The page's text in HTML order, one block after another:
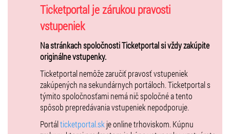
Niekoľkonásobná držiteľka hudobných cien Anděl, speváčka
jedinečného turné s jej kapelou a husľovým
kvartetomUNIQUE QUARTET
zavíta aj na Slovensko.
Nové aranžmány známych skladieb Samotní nejsme nic, Hell.o,
Lithium, či Good Enough si po vypredanom koncerte v Prahe môžu
tento rok vypočuť návštevníci na koncertoch v ďalších mestách
Českej republiky a aj na Slovensku. Na jedinom koncerte v Bratislave
zaznejú známe skladby v špeciálnych aranžoch vytvorených len pre
toto turné a Lenny sa na ňom aj slovenským divákom predstaví
nielen ako speváčka s originálnym hlasom, ale aj ako výnimočná
Ticketportal je zárukou pravosti
vstupeniek
Na stránkach spoločnosti Ticketportal si vždy zakúpite
originálne vstupenky.
Ticketportal nemôže zaručiť pravosť vstupeniek
zakúpených na sekundárnych portáloch. Ticketportal s
týmito spoločnosťami nemá nič spoločné a tento
spôsob prepredávania vstupeniek nepodporuje.
Portálticketportal.sk je online trhoviskom. Kúpnu